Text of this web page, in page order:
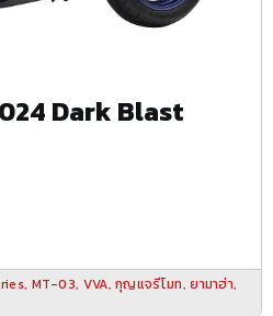
Dark Blast
, MT-03, VVA,กุญแจรีโมท,ยามาฮ่า,